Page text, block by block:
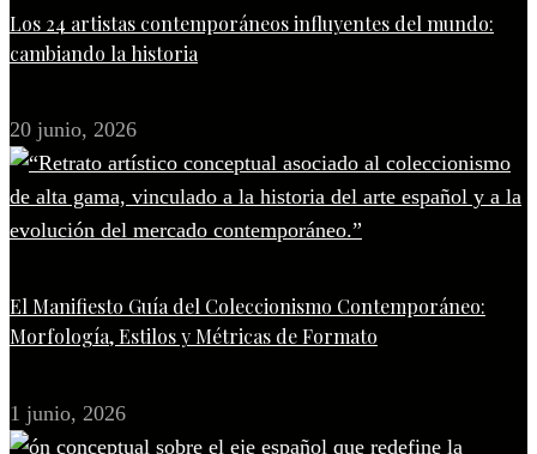
Los 24 artistas contemporáneos influyentes del mundo:
cambiando la historia
20 junio, 2026
El Manifiesto Guía del Coleccionismo Contemporáneo:
Morfología, Estilos y Métricas de Formato
1 junio, 2026